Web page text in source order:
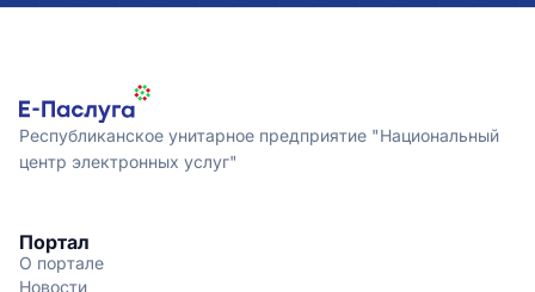
Республиканское унитарное предприятие "Национальный
центр электронных услуг"
Портал
О портале
Новости